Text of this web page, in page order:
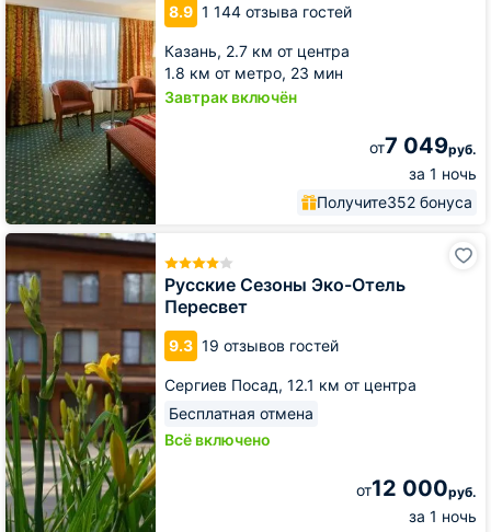
8.9 1 144 отзыва гостей
Казань, 2.7 км от центра
1.8 км от метро, 23 мин
Завтрак включён
от7 049руб.
за 1 ночь
Получите352 бонуса
Русские Сезоны Эко-Отель
Пересвет
9.3 19 отзывов гостей
Сергиев Посад, 12.1 км от центра
Бесплатная отмена
Всё включено
от12 000руб.
за 1 ночь
Русские
Сезоны
Эко-
Отель
Пересвет